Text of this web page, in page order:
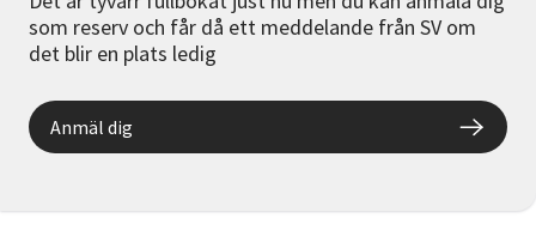
som reserv och får då ett meddelande från SV om
det blir en plats ledig
Anmäl dig